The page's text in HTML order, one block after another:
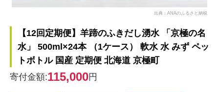
出典：ANAのふるさと納税
【12回定期便】羊蹄のふきだし湧水 「京極の名
水」 500ml×24本 （1ケース） 軟水 水 みず ペッ
トボトル 国産 定期便 北海道 京極町
寄付金額:115,000円